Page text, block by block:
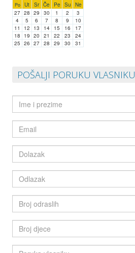
Po Ut Sr Če Pe Su
Ne
27 28 29 30 1 2
3
4
5 6 7 8 9
10
11
12 13 14 15 16
17
18
19 20 21 22 23
24
25 26 27 28 29 30 31
POŠALJI PORUKU VLASNIKU